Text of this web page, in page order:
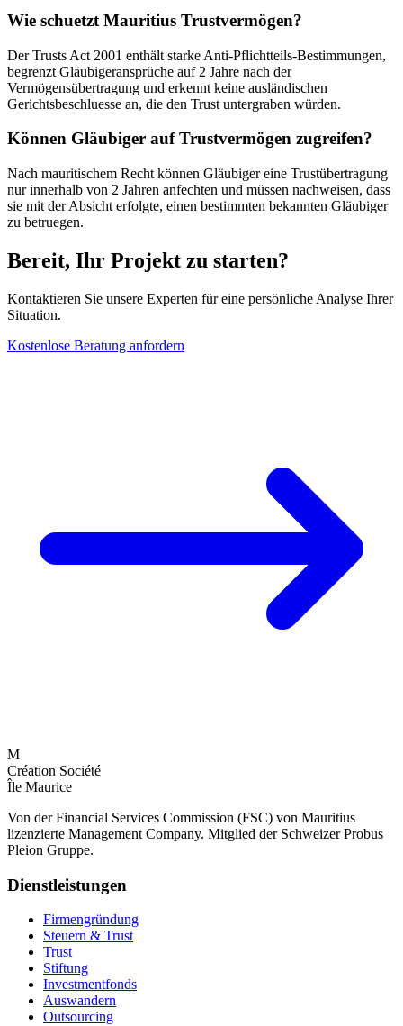
Wie schuetzt Mauritius Trustvermögen?
Der Trusts Act 2001 enthält starke Anti-Pflichtteils-Bestimmungen,
begrenzt Gläubigeransprüche auf 2 Jahre nach der
Vermögensübertragung und erkennt keine ausländischen
Gerichtsbeschluesse an, die den Trust untergraben würden.
Können Gläubiger auf Trustvermögen zugreifen?
Nach mauritischem Recht können Gläubiger eine Trustübertragung
nur innerhalb von 2 Jahren anfechten und müssen nachweisen, dass
sie mit der Absicht erfolgte, einen bestimmten bekannten Gläubiger
zu betruegen.
Bereit, Ihr Projekt zu starten?
Kontaktieren Sie unsere Experten für eine persönliche Analyse Ihrer
Situation.
Kostenlose Beratung anfordern
M
Création Société
Île Maurice
Von der Financial Services Commission (FSC) von Mauritius
lizenzierte Management Company. Mitglied der Schweizer Probus
Pleion Gruppe.
Dienstleistungen
Firmengründung
Steuern & Trust
Trust
Stiftung
Investmentfonds
Auswandern
Outsourcing